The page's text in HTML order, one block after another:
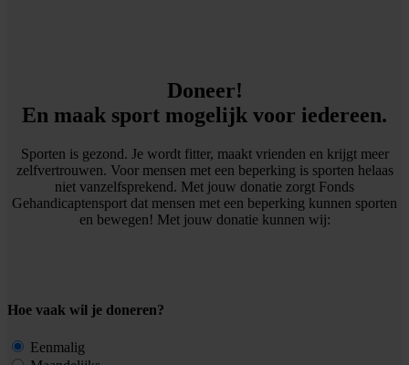
Doneer!
En maak sport mogelijk voor iedereen.
Sporten is gezond. Je wordt fitter, maakt vrienden en krijgt meer
zelfvertrouwen. Voor mensen met een beperking is sporten helaas
niet vanzelfsprekend. Met jouw donatie zorgt Fonds
Gehandicaptensport dat mensen met een beperking kunnen sporten
en bewegen! Met jouw donatie kunnen wij:
Hoe vaak wil je doneren?
Eenmalig